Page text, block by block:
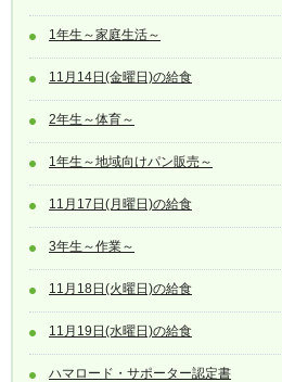
1年生～家庭生活～
11月14日(金曜日)の給食
2年生～体育～
1年生～地域向けパン販売～
11月17日(月曜日)の給食
3年生～作業～
11月18日(火曜日)の給食
11月19日(水曜日)の給食
ハマロード・サポーター認定書